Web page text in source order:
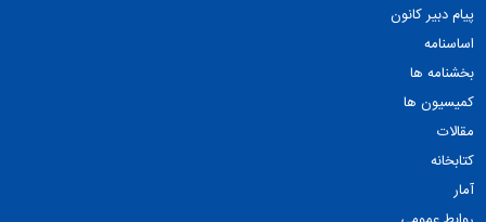
پیام دبیر کانون
اساسنامه
بخشنامه ها
کمیسیون ها
مقالات
کتابخانه
آمار